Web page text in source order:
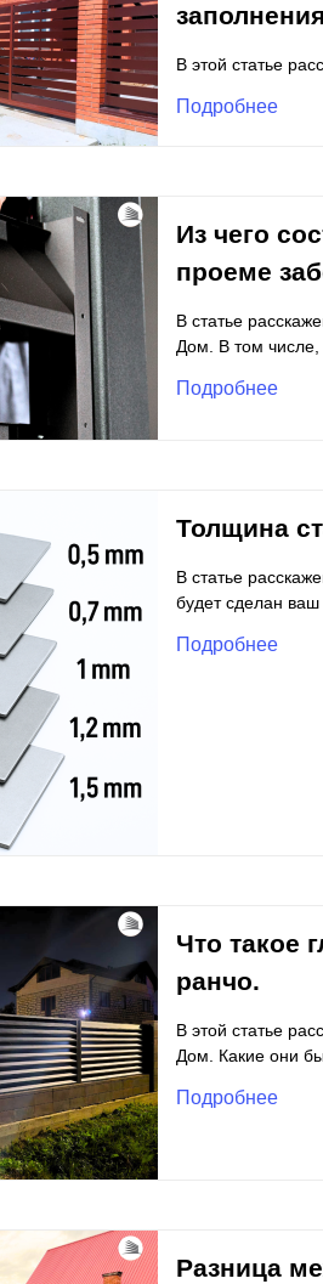
заполнения
В этой статье
Подробнее
Из чего
проеме
В статье
Дом. В том числе,
Подробнее
Толщина
В статье
будет сделан
Подробнее
Что такое
ранчо.
В этой статье
Дом. Какие они
Подробнее
Разница